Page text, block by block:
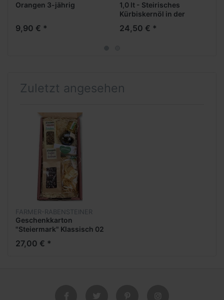
Orangen 3-jährig
9,90 € *
1,0 lt - Steirisches
Kürbiskernöl in der
24,50 € *
Zuletzt angesehen
FARMER-RABENSTEINER
Geschenkkarton
"Steiermark" Klassisch 02
27,00 € *